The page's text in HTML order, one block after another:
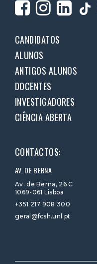
CANDIDATOS
ALUNOS
ANTIGOS ALUNOS
DOCENTES
INVESTIGADORES
CIÊNCIA ABERTA
CONTACTOS:
AV. DE BERNA
Av. de Berna, 26 C
1069-061 Lisboa
+351 217 908 300
geral@fcsh.unl.pt